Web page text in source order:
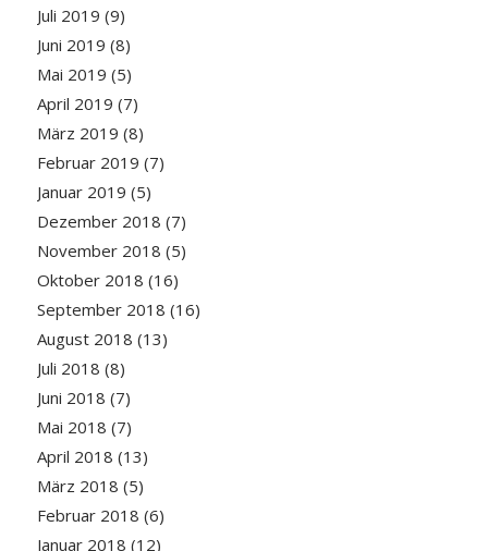
Juli 2019 (9)
Juni 2019 (8)
Mai 2019 (5)
April 2019 (7)
März 2019 (8)
Februar 2019 (7)
Januar 2019 (5)
Dezember 2018 (7)
November 2018 (5)
Oktober 2018 (16)
September 2018 (16)
August 2018 (13)
Juli 2018 (8)
Juni 2018 (7)
Mai 2018 (7)
April 2018 (13)
März 2018 (5)
Februar 2018 (6)
Januar 2018 (12)